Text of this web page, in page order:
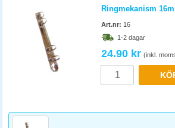
Ringmekanism
Art.nr: 16
1-2 dagar
24.90 kr (inkl.